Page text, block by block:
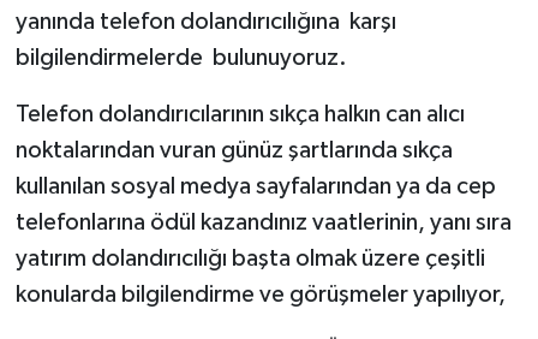
yanında telefon dolandırıcılığına karşı
bilgilendirmelerde bulunuyoruz.
Telefon dolandırıcılarının sıkça halkın can alıcı
noktalarından vuran günüz şartlarında sıkça
kullanılan sosyal medya sayfalarından ya da cep
telefonlarına ödül kazandınız vaatlerinin, yanı sıra
yatırım dolandırıcılığı başta olmak üzere çeşitli
konularda bilgilendirme ve görüşmeler yapılıyor,